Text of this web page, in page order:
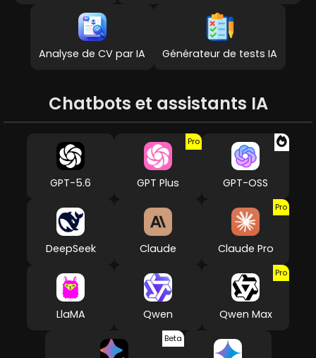
Analyse de CV par IA Générateur de tests IA
Chatbots et assistants IA
GPT-5.6 GPT Plus
Pro
GPT-OSS
DeepSeek Claude Claude Pro
Pro
LlaMA Qwen Qwen Max
Pro
Beta